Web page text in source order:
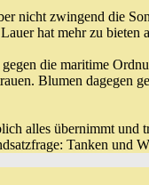
nicht zwingend die
Lauer hat mehr zu
die maritime
Blumen dagegen
alles übernimmt und
Tanken